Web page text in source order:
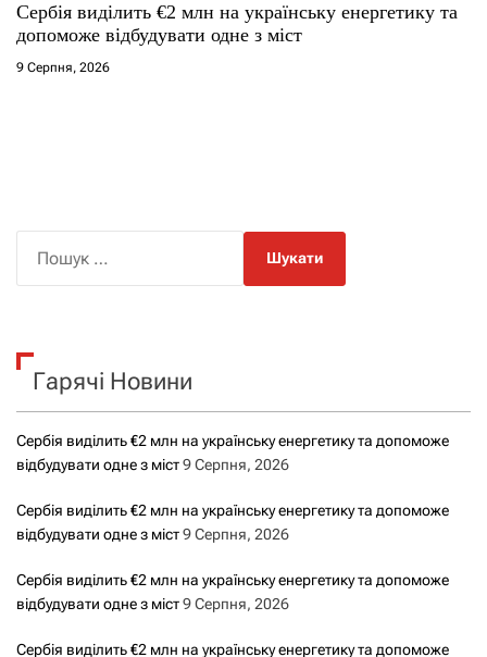
Сербія виділить €2 млн на українську енергетику та
допоможе відбудувати одне з міст
9 Серпня, 2026
к
Гарячі Новини
Сербія виділить €2 млн на українську енергетику та допоможе
відбудувати одне з міст9 Серпня, 2026
Сербія виділить €2 млн на українську енергетику та допоможе
відбудувати одне з міст9 Серпня, 2026
Сербія виділить €2 млн на українську енергетику та допоможе
відбудувати одне з міст9 Серпня, 2026
Сербія виділить €2 млн на українську енергетику та допоможе